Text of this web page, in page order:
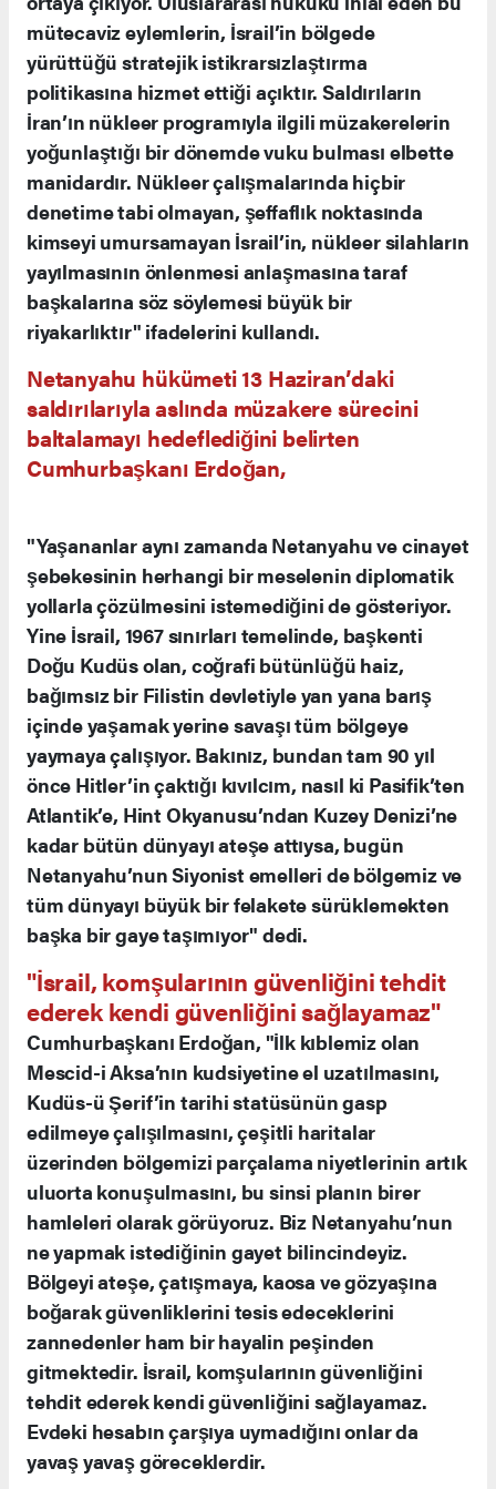
mütecaviz eylemlerin, İsrail’in bölgede
yürüttüğü stratejik istikrarsızlaştırma
politikasına hizmet ettiği açıktır. Saldırıların
İran’ın nükleer programıyla ilgili müzakerelerin
yoğunlaştığı bir dönemde vuku bulması elbette
manidardır. Nükleer çalışmalarında hiçbir
denetime tabi olmayan, şeffaflık noktasında
kimseyi umursamayan İsrail’in, nükleer silahların
yayılmasının önlenmesi anlaşmasına taraf
başkalarına söz söylemesi büyük bir
riyakarlıktır" ifadelerini kullandı.
Netanyahu hükümeti 13 Haziran’daki
saldırılarıyla aslında müzakere sürecini
baltalamayı hedeflediğini belirten
Cumhurbaşkanı Erdoğan,
"Yaşananlar aynı zamanda Netanyahu ve cinayet
şebekesinin herhangi bir meselenin diplomatik
yollarla çözülmesini istemediğini de gösteriyor.
Yine İsrail, 1967 sınırları temelinde, başkenti
Doğu Kudüs olan, coğrafi bütünlüğü haiz,
bağımsız bir Filistin devletiyle yan yana barış
içinde yaşamak yerine savaşı tüm bölgeye
yaymaya çalışıyor. Bakınız, bundan tam 90 yıl
önce Hitler’in çaktığı kıvılcım, nasıl ki Pasifik’ten
Atlantik’e, Hint Okyanusu’ndan Kuzey Denizi’ne
kadar bütün dünyayı ateşe attıysa, bugün
Netanyahu’nun Siyonist emelleri de bölgemiz ve
tüm dünyayı büyük bir felakete sürüklemekten
başka bir gaye taşımıyor" dedi.
"İsrail, komşularının güvenliğini tehdit
ederek kendi güvenliğini sağlayamaz"
Cumhurbaşkanı Erdoğan, "İlk kıblemiz olan
Mescid-i Aksa’nın kudsiyetine el uzatılmasını,
Kudüs-ü Şerif’in tarihi statüsünün gasp
edilmeye çalışılmasını, çeşitli haritalar
üzerinden bölgemizi parçalama niyetlerinin artık
uluorta konuşulmasını, bu sinsi planın birer
hamleleri olarak görüyoruz. Biz Netanyahu’nun
ne yapmak istediğinin gayet bilincindeyiz.
Bölgeyi ateşe, çatışmaya, kaosa ve gözyaşına
boğarak güvenliklerini tesis edeceklerini
zannedenler ham bir hayalin peşinden
gitmektedir. İsrail, komşularının güvenliğini
tehdit ederek kendi güvenliğini sağlayamaz.
Evdeki hesabın çarşıya uymadığını onlar da
yavaş yavaş göreceklerdir.